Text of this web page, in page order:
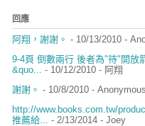
回應
阿翔，謝謝。 - 10/13/2010 -
9-4頁 倒數兩行 後者為"待"開放
&quo...
- 10/12/2010 - 阿翔
謝謝。 - 10/8/2010 - Anonymous
http://www.books.com.tw/
推薦給...
- 2/13/2014 - Joey